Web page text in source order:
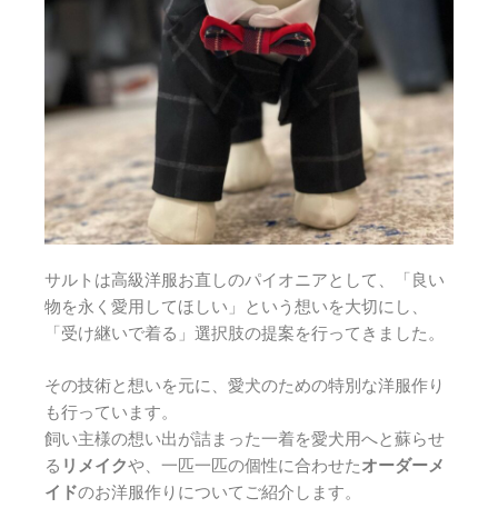
サルトは高級洋服お直しのパイオニアとして、「良い
物を永く愛用してほしい」という想いを大切にし、
「受け継いで着る」選択肢の提案を行ってきました。
その技術と想いを元に、愛犬のための特別な洋服作り
も行っています。
飼い主様の想い出が詰まった一着を愛犬用へと蘇らせ
る リメイクや、一匹一匹の個性に合わせたオーダーメ
イドのお洋服作りについてご紹介します。